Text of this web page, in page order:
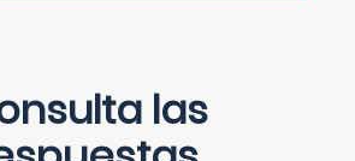
las